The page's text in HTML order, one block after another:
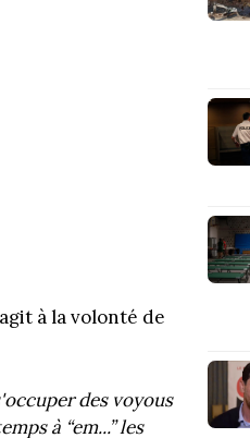
à la volonté de
des voyous
à “em...” les